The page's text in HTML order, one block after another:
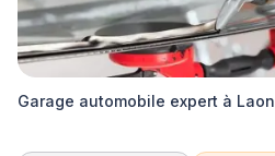
Garage automobile expert à Laon